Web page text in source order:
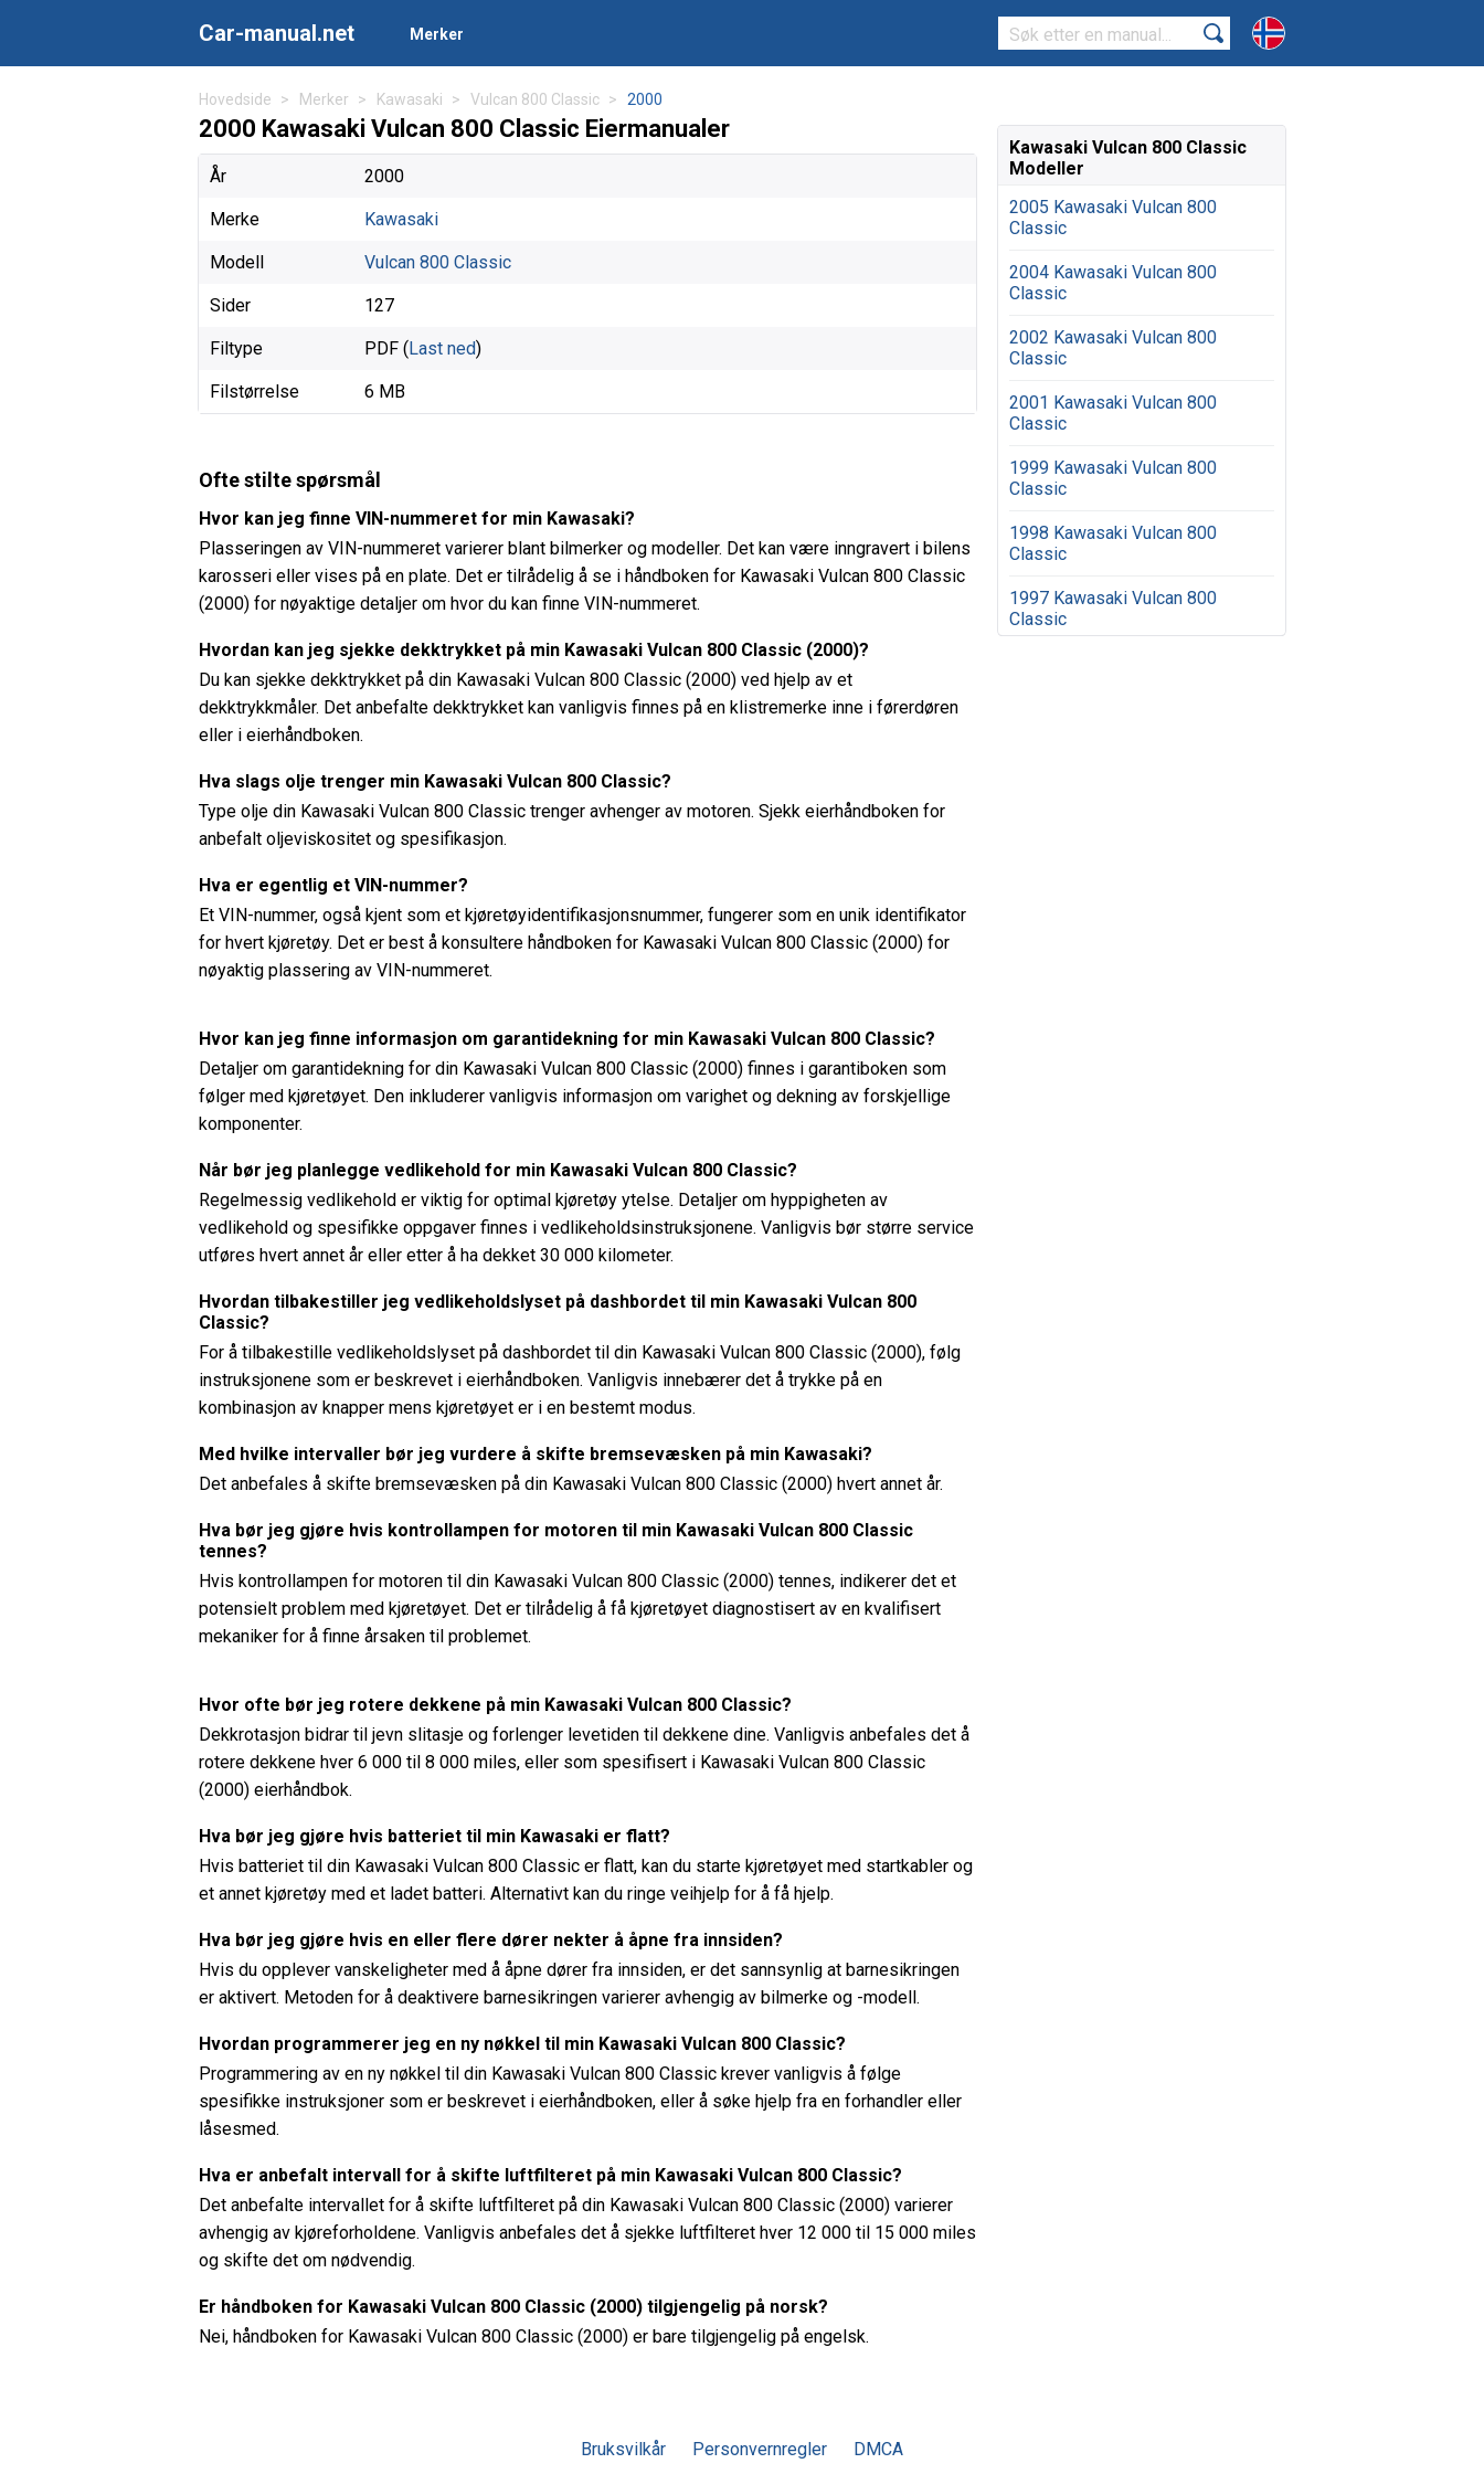
Car-manual.net Merker
Hovedside Merker Kawasaki Vulcan 800 Classic 2000
2000 Kawasaki Vulcan 800 Classic Eiermanualer
År 2000
Merke Kawasaki
Modell Vulcan 800 Classic
Sider 127
Filtype PDF (Last ned)
Filstørrelse 6 MB
Ofte stilte spørsmål
Hvor kan jeg finne VIN-nummeret for min Kawasaki?
Plasseringen av VIN-nummeret varierer blant bilmerker og modeller. Det kan være inngravert i bilens
karosseri eller vises på en plate. Det er tilrådelig å se i håndboken for Kawasaki Vulcan 800 Classic
(2000) for nøyaktige detaljer om hvor du kan finne VIN-nummeret.
Hvordan kan jeg sjekke dekktrykket på min Kawasaki Vulcan 800 Classic (2000)?
Du kan sjekke dekktrykket på din Kawasaki Vulcan 800 Classic (2000) ved hjelp av et
dekktrykkmåler. Det anbefalte dekktrykket kan vanligvis finnes på en klistremerke inne i førerdøren
eller i eierhåndboken.
Hva slags olje trenger min Kawasaki Vulcan 800 Classic?
Type olje din Kawasaki Vulcan 800 Classic trenger avhenger av motoren. Sjekk eierhåndboken for
anbefalt oljeviskositet og spesifikasjon.
Hva er egentlig et VIN-nummer?
Et VIN-nummer, også kjent som et kjøretøyidentifikasjonsnummer, fungerer som en unik identifikator
for hvert kjøretøy. Det er best å konsultere håndboken for Kawasaki Vulcan 800 Classic (2000) for
nøyaktig plassering av VIN-nummeret.
Hvor kan jeg finne informasjon om garantidekning for min Kawasaki Vulcan 800 Classic?
Detaljer om garantidekning for din Kawasaki Vulcan 800 Classic (2000) finnes i garantiboken som
følger med kjøretøyet. Den inkluderer vanligvis informasjon om varighet og dekning av forskjellige
komponenter.
Når bør jeg planlegge vedlikehold for min Kawasaki Vulcan 800 Classic?
Regelmessig vedlikehold er viktig for optimal kjøretøy ytelse. Detaljer om hyppigheten av
vedlikehold og spesifikke oppgaver finnes i vedlikeholdsinstruksjonene. Vanligvis bør større service
utføres hvert annet år eller etter å ha dekket 30 000 kilometer.
Hvordan tilbakestiller jeg vedlikeholdslyset på dashbordet til min Kawasaki Vulcan 800
Classic?
For å tilbakestille vedlikeholdslyset på dashbordet til din Kawasaki Vulcan 800 Classic (2000), følg
instruksjonene som er beskrevet i eierhåndboken. Vanligvis innebærer det å trykke på en
kombinasjon av knapper mens kjøretøyet er i en bestemt modus.
Med hvilke intervaller bør jeg vurdere å skifte bremsevæsken på min Kawasaki?
Det anbefales å skifte bremsevæsken på din Kawasaki Vulcan 800 Classic (2000) hvert annet år.
Hva bør jeg gjøre hvis kontrollampen for motoren til min Kawasaki Vulcan 800 Classic
tennes?
Hvis kontrollampen for motoren til din Kawasaki Vulcan 800 Classic (2000) tennes, indikerer det et
potensielt problem med kjøretøyet. Det er tilrådelig å få kjøretøyet diagnostisert av en kvalifisert
mekaniker for å finne årsaken til problemet.
Hvor ofte bør jeg rotere dekkene på min Kawasaki Vulcan 800 Classic?
Dekkrotasjon bidrar til jevn slitasje og forlenger levetiden til dekkene dine. Vanligvis anbefales det å
rotere dekkene hver 6 000 til 8 000 miles, eller som spesifisert i Kawasaki Vulcan 800 Classic
(2000) eierhåndbok.
Hva bør jeg gjøre hvis batteriet til min Kawasaki er flatt?
Hvis batteriet til din Kawasaki Vulcan 800 Classic er flatt, kan du starte kjøretøyet med startkabler og
et annet kjøretøy med et ladet batteri. Alternativt kan du ringe veihjelp for å få hjelp.
Hva bør jeg gjøre hvis en eller flere dører nekter å åpne fra innsiden?
Hvis du opplever vanskeligheter med å åpne dører fra innsiden, er det sannsynlig at barnesikringen
er aktivert. Metoden for å deaktivere barnesikringen varierer avhengig av bilmerke og -modell.
Hvordan programmerer jeg en ny nøkkel til min Kawasaki Vulcan 800 Classic?
Programmering av en ny nøkkel til din Kawasaki Vulcan 800 Classic krever vanligvis å følge
spesifikke instruksjoner som er beskrevet i eierhåndboken, eller å søke hjelp fra en forhandler eller
låsesmed.
Hva er anbefalt intervall for å skifte luftfilteret på min Kawasaki Vulcan 800 Classic?
Det anbefalte intervallet for å skifte luftfilteret på din Kawasaki Vulcan 800 Classic (2000) varierer
avhengig av kjøreforholdene. Vanligvis anbefales det å sjekke luftfilteret hver 12 000 til 15 000 miles
og skifte det om nødvendig.
Er håndboken for Kawasaki Vulcan 800 Classic (2000) tilgjengelig på norsk?
Nei, håndboken for Kawasaki Vulcan 800 Classic (2000) er bare tilgjengelig på engelsk.
Kawasaki Vulcan 800 Classic
Modeller
2005 Kawasaki Vulcan 800
Classic
2004 Kawasaki Vulcan 800
Classic
2002 Kawasaki Vulcan 800
Classic
2001 Kawasaki Vulcan 800
Classic
1999 Kawasaki Vulcan 800
Classic
1998 Kawasaki Vulcan 800
Classic
1997 Kawasaki Vulcan 800
Classic
Bruksvilkår Personvernregler
DMCA